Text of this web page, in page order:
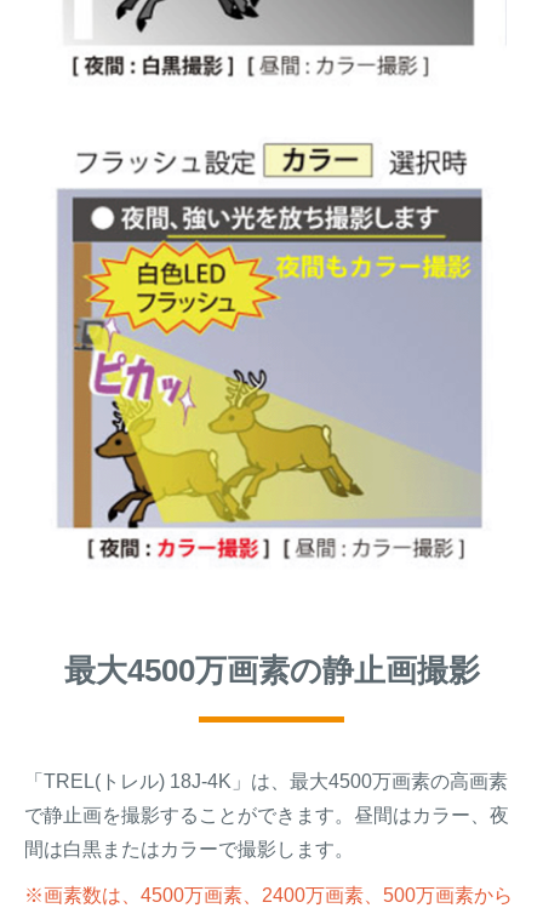
最大4500万画素の静止画撮影
「TREL(トレル) 18J-4K」は、最大4500万画素の高画素
で静止画を撮影することができます。昼間はカラー、夜
間は白黒またはカラーで撮影します。
※画素数は、4500万画素、2400万画素、500万画素から